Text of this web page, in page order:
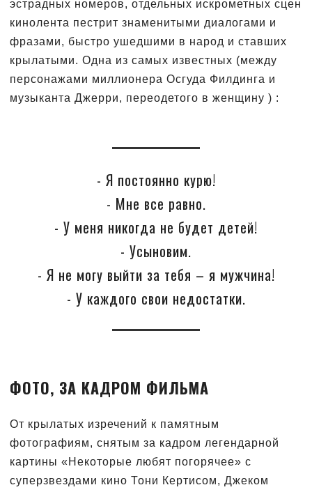
эстрадных номеров, отдельных искрометных сцен
кинолента пестрит знаменитыми диалогами и
фразами, быстро ушедшими в народ и ставших
крылатыми. Одна из самых известных (между
персонажами миллионера Осгуда Филдинга и
музыканта Джерри, переодетого в женщину ) :
- Я постоянно курю!
- Мне все равно.
- У меня никогда не будет детей!
- Усыновим.
- Я не могу выйти за тебя – я мужчина!
- У каждого свои недостатки.
ФОТО, ЗА КАДРОМ ФИЛЬМА
От крылатых изречений к памятным
фотографиям, снятым за кадром легендарной
картины «Некоторые любят погорячее» с
суперзвездами кино Тони Кертисом, Джеком